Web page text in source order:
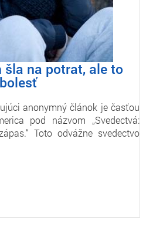
na potrat, ale to
anonymný článok je časťou
pod názvom „Svedectvá:
Toto odvážne svedectvo